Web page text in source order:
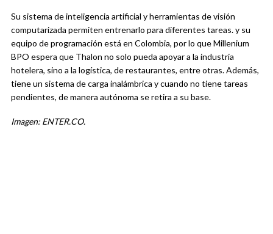
Su sistema de inteligencia artificial y herramientas de visión
computarizada permiten entrenarlo para diferentes tareas. y su
equipo de programación está en Colombia, por lo que Millenium
BPO espera que Thalon no solo pueda apoyar a la industria
hotelera, sino a la logística, de restaurantes, entre otras. Además,
tiene un sistema de carga inalámbrica y cuando no tiene tareas
pendientes, de manera autónoma se retira a su base.
Imagen: ENTER.CO.